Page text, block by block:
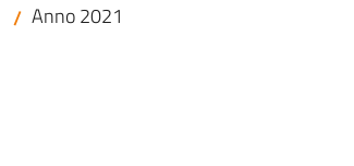
/ Anno 2021